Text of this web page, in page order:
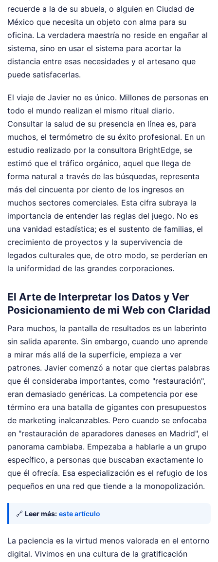
recuerde a la de su abuela, o alguien en Ciudad de
México que necesita un objeto con alma para su
oficina. La verdadera maestría no reside en engañar al
sistema, sino en usar el sistema para acortar la
distancia entre esas necesidades y el artesano que
puede satisfacerlas.
El viaje de Javier no es único. Millones de personas en
todo el mundo realizan el mismo ritual diario.
Consultar la salud de su presencia en línea es, para
muchos, el termómetro de su éxito profesional. En un
estudio realizado por la consultora BrightEdge, se
estimó que el tráfico orgánico, aquel que llega de
forma natural a través de las búsquedas, representa
más del cincuenta por ciento de los ingresos en
muchos sectores comerciales. Esta cifra subraya la
importancia de entender las reglas del juego. No es
una vanidad estadística; es el sustento de familias, el
crecimiento de proyectos y la supervivencia de
legados culturales que, de otro modo, se perderían en
la uniformidad de las grandes corporaciones.
El Arte de Interpretar los Datos y Ver
Posicionamiento de mi Web con Claridad
Para muchos, la pantalla de resultados es un laberinto
sin salida aparente. Sin embargo, cuando uno aprende
a mirar más allá de la superficie, empieza a ver
patrones. Javier comenzó a notar que ciertas palabras
que él consideraba importantes, como "restauración",
eran demasiado genéricas. La competencia por ese
término era una batalla de gigantes con presupuestos
de marketing inalcanzables. Pero cuando se enfocaba
en "restauración de aparadores daneses en Madrid", el
panorama cambiaba. Empezaba a hablarle a un grupo
específico, a personas que buscaban exactamente lo
que él ofrecía. Esa especialización es el refugio de los
pequeños en una red que tiende a la monopolización.
🔗 Leer más: este artículo
La paciencia es la virtud menos valorada en el entorno
digital. Vivimos en una cultura de la gratificación